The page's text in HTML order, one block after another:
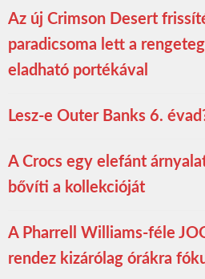
Az új Crimson Desert
paradicsoma lett a
eladható portékával
Lesz-e Outer Banks 6.
A Crocs egy elefánt
bővíti a kollekcióját
A Pharrell Williams-féle
rendez kizárólag órákra